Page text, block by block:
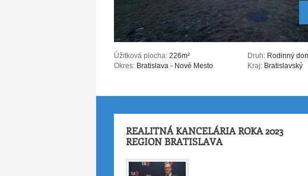
Úžitková plocha: 226m² Druh: Rodinný
Okres: Bratislava - Nové Mesto Kraj: Bratislavský
REALITNÁ KANCELÁRIA ROKA 2023
REGION BRATISLAVA